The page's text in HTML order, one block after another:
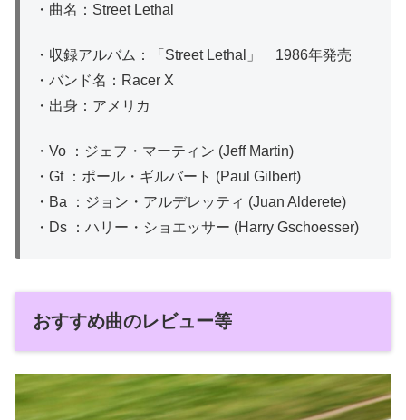
・曲名：Street Lethal
・収録アルバム：「Street Lethal」 1986年発売
・バンド名：Racer X
・出身：アメリカ
・Vo ：ジェフ・マーティン (Jeff Martin)
・Gt ：ポール・ギルバート (Paul Gilbert)
・Ba ：ジョン・アルデレッティ (Juan Alderete)
・Ds ：ハリー・ショエッサー (Harry Gschoesser)
おすすめ曲のレビュー等